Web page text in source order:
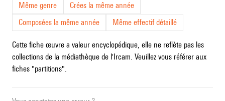
Même genre
Crées la même année
Composées la même année
Même effectif détaillé
Cette fiche œuvre a valeur encyclopédique, elle ne reflète pas les
collections de la médiathèque de l'Ircam. Veuillez vous référer aux
fiches "partitions".